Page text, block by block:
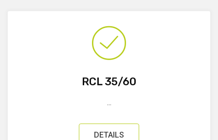
RCL 35/60
...
DETAILS